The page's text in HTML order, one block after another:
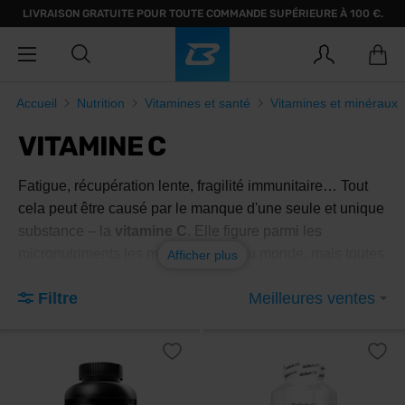
LIVRAISON GRATUITE POUR TOUTE COMMANDE SUPÉRIEURE À 100 €.
Accueil Nutrition Vitamines et santé Vitamines et minéraux
VITAMINE C
Fatigue, récupération lente, fragilité immunitaire… Tout
cela peut être causé par le manque d'une seule et unique
substance – la vitamine C
. Elle figure parmi les
micronutriments les mieux étudiés au monde, mais toutes
pour votre supplémentation ? Et devriez-vous vraiment
Qu'est-ce que la vitamine C et
Afficher plus
Filtre Meilleures ventes